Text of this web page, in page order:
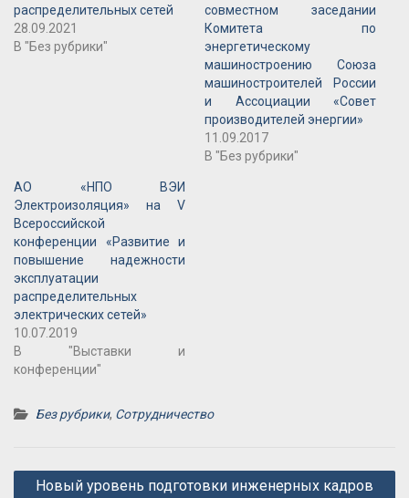
распределительных сетей
28.09.2021
В "Без рубрики"
совместном заседании
Комитета по
энергетическому
машиностроению Союза
машиностроителей России
и Ассоциации «Совет
производителей энергии»
11.09.2017
В "Без рубрики"
АО «НПО ВЭИ
Электроизоляция» на V
Всероссийской
конференции «Развитие и
повышение надежности
эксплуатации
распределительных
электрических сетей»
10.07.2019
В "Выставки и
конференции"
Без рубрики, Сотрудничество
Навигация
Новый уровень подготовки инженерных кадров